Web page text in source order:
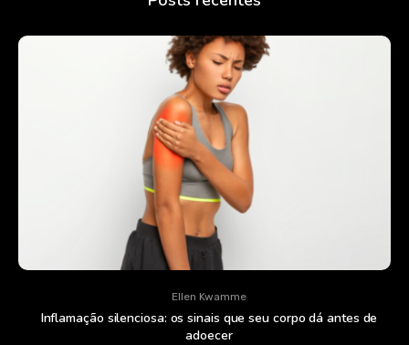
Ellen Kwamme
Inflamação silenciosa: os sinais que seu corpo dá antes de
adoecer